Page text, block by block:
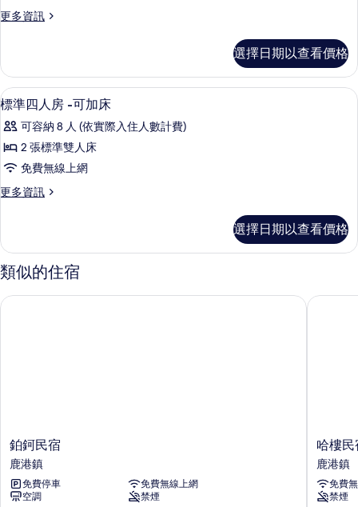
人
-
不
可
加
床
的
所
片
更多資訊
更
四
人
房
不
可
床
的
詳
選擇日期以查看價格
顯
示
標
準
人
-
可
加
床
3
標準四人房 -可加床
可容納 8 人 (依實際入住人數計費)
2 張標準雙人床
免費無線上網
更多資訊
更
四
人
房
可
選擇日期以查看價格
類似的住宿
鉑
鈳
民
宿
鹿
鉑鈳民宿
鹿港鎮
免費停車
免費無線上網
空調
禁煙
鉑鈳民宿
哈
樓
民
宿
鹿
哈樓民
鹿港鎮
免費
禁煙
哈樓民宿